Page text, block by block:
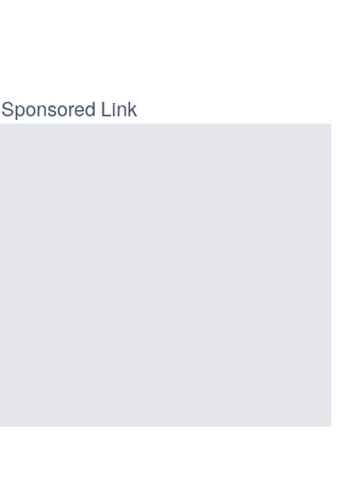
Sponsored Link